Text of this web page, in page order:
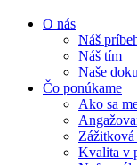
O nás
Náš
Náš tím
Naše
Čo ponúkame
Ako sa
Kvalita v